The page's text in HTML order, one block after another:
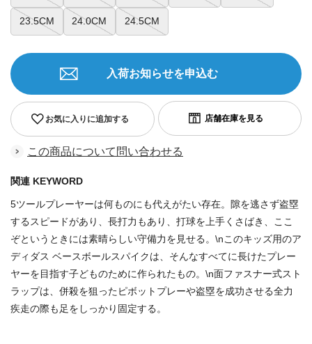
23.5CM 24.0CM 24.5CM
お気に入りに追加する
入荷お知らせを申込む
この商品について問い合わせる
関連 KEYWORD
5ツールプレーヤーは何ものにも代えがたい存在。隙を逃さず盗塁
するスピードがあり、長打力もあり、打球を上手くさばき、ここ
ぞというときには素晴らしい守備力を見せる。\nこのキッズ用のア
ディダス ベースボールスパイクは、そんなすべてに長けたプレー
ヤーを目指す子どものために作られたもの。\n面ファスナー式スト
ラップは、併殺を狙ったピボットプレーや盗塁を成功させる全力
疾走の際も足をしっかり固定する。